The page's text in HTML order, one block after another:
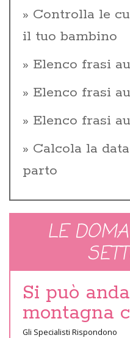
Controlla le
il tuo bambino
Elenco frasi
Elenco frasi
Elenco frasi
Calcola la
parto
LE
Si può
montagna
Gli Specialisti Rispondono